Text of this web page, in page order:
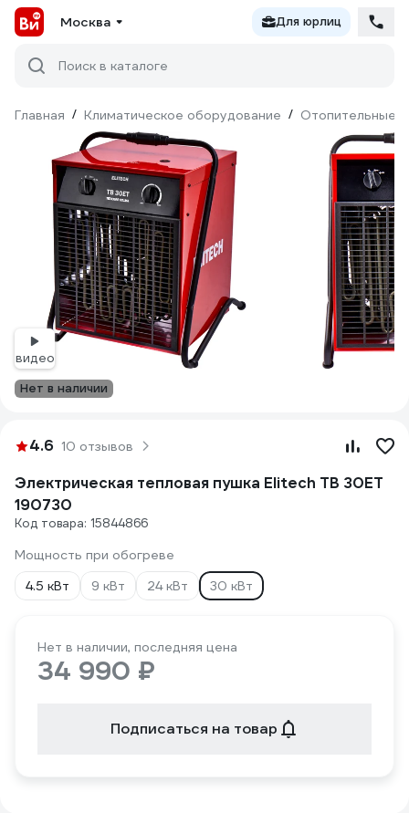
Москва Для юрлиц
Поиск в каталоге
Главная / Климатическое оборудование / Отопительные
видео
Нет в наличии
4.6 10 отзывов
Электрическая тепловая пушка Elitech ТВ 30ЕТ
190730
Код товара: 15844866
Мощность при обогреве
4.5 кВт
9 кВт 24 кВт 30 кВт
Нет в наличии, последняя цена
34 990 ₽
Подписаться на товар